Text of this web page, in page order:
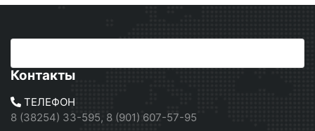
Контакты
ТЕЛЕФОН
8 (38254) 33-595, 8 (901) 607-57-95